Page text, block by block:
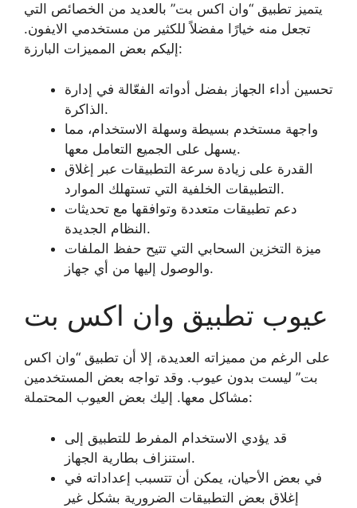
يتميز تطبيق “وان اكس بت” بالعديد من الخصائص التي
تجعل منه خيارًا مفضلاً للكثير من مستخدمي الايفون.
إليكم بعض المميزات البارزة:
تحسين أداء الجهاز بفضل أدواته الفعّالة في إدارة
الذاكرة.
واجهة مستخدم بسيطة وسهلة الاستخدام، مما
يسهل على الجميع التعامل معها.
القدرة على زيادة سرعة التطبيقات عبر إغلاق
التطبيقات الخلفية التي تستهلك الموارد.
دعم تطبيقات متعددة وتوافقها مع تحديثات
النظام الجديدة.
ميزة التخزين السحابي التي تتيح حفظ الملفات
والوصول إليها من أي جهاز.
عيوب تطبيق وان اكس بت
على الرغم من مميزاته العديدة، إلا أن تطبيق “وان اكس
بت” ليست بدون عيوب. وقد تواجه بعض المستخدمين
مشاكل معها. إليك بعض العيوب المحتملة:
قد يؤدي الاستخدام المفرط للتطبيق إلى
استنزاف بطارية الجهاز.
في بعض الأحيان، يمكن أن تتسبب إعداداته في
إغلاق بعض التطبيقات الضرورية بشكل غير